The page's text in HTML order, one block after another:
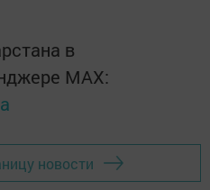
в
MАХ:
новости